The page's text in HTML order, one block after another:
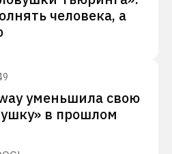
человека, а
уменьшила свою
в прошлом